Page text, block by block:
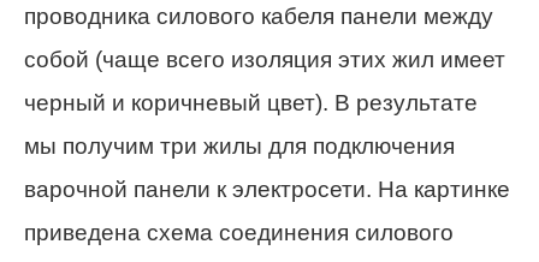
проводника силового кабеля панели между
собой (чаще всего изоляция этих жил имеет
черный и коричневый цвет). В результате
мы получим три жилы для подключения
варочной панели к электросети. На картинке
приведена схема соединения силового